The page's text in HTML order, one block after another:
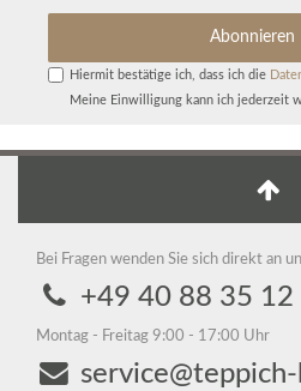
Abonnieren
Hiermit bestätige ich, dass ich die
Meine Einwilligung kann ich jederzeit
Bei Fragen wenden Sie sich direkt an
+49 40 88 35 12
Montag - Freitag 9:00 - 17:00 Uhr